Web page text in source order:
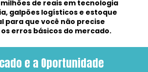
de reais em tecnologia
galpões logísticos e estoque
para que você não precise
erros básicos do mercado.
e a Oportunidade